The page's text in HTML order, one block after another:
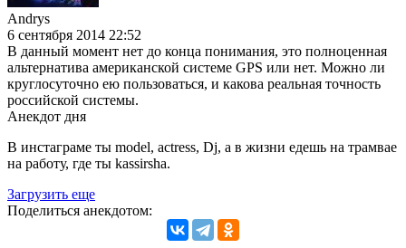
Andrys
6 сентября 2014 22:52
В данный момент нет до конца понимания, это полноценная
альтернатива американской системе GPS или нет. Можно ли
круглосуточно ею пользоваться, и какова реальная точность
российской системы.
Анекдот дня
В инстаграме ты model, actress, Dj, а в жизни едешь на трамвае
на работу, где ты kassirsha.
Загрузить еще
Поделиться анекдотом: